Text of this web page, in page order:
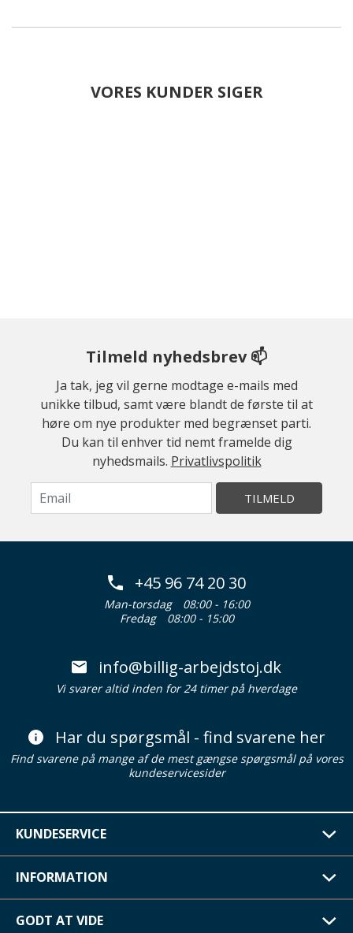
VORES KUNDER SIGER
Tilmeld nyhedsbrev 📫
Ja tak, jeg vil gerne modtage e-mails med
unikke tilbud, samt være blandt de første til at
høre om nye produkter med begrænset parti.
Du kan til enhver tid nemt framelde dig
nyhedsmails. Privatlivspolitik
TILMELD
+45 96 74 20 30
Man-torsdag
08:00 - 16:00
Fredag
08:00 - 15:00
info@billig-arbejdstoj.dk
Vi svarer altid inden for 24 timer på hverdage
Har du spørgsmål - find svarene her
Find svarene på mange af de mest gængse spørgsmål på vores
kundeservicesider
KUNDESERVICE
INFORMATION
GODT AT VIDE